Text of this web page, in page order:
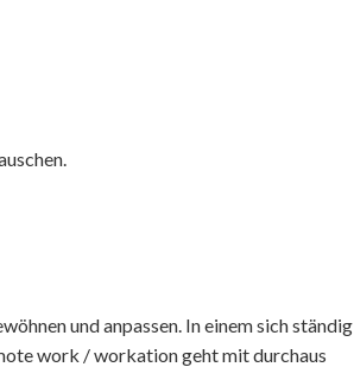
und anpassen. In einem sich ständig
work / workation geht mit durchaus